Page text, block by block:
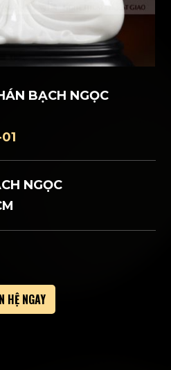
BẠCH NGỌC
NGỌC
HỆ NGAY